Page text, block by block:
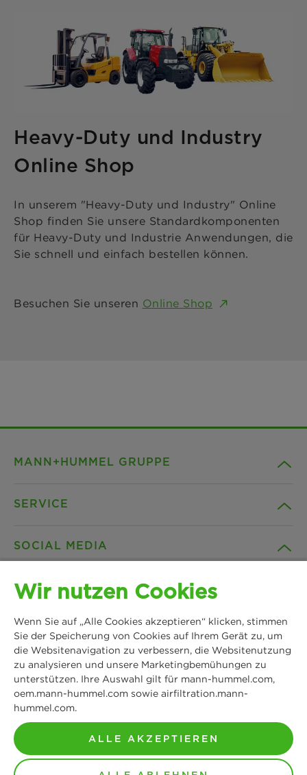
Heavy-Duty und Industry
Online Shop
In unserem "Heavy-Duty und Industry" Online
Shop finden Sie unsere Standardkomponenten
für Heavy-Duty und Industrie Anwendungen, die
Sie schnell und einfach bestellen können.
Besuchen Sie unseren Online Shop
MANN+HUMMEL GRUPPE
Insights
News & Presse
Standorte
SERVICE
Kontakt
Downloads
B2B Webshop
Datenschutz
Impressum
Rechtlicher Hinweis
SOCIAL MEDIA
Facebook
Instagram
LinkedIn
MANN+HUMMEL
Schwieberdinger Straße 126
71636 Ludwigsburg
Tel: +49 7141 98-0
Fax: +49 7141 98-2545
Kontakt aufnehmen
Wir nutzen Cookies
Wenn Sie auf „Alle Cookies akzeptieren“ klicken, stimmen
Sie der Speicherung von Cookies auf Ihrem Gerät zu, um
die Websitenavigation zu verbessern, die Websitenutzung
zu analysieren und unsere Marketingbemühungen zu
unterstützen. Ihre Auswahl gilt für mann-hummel.com,
oem.mann-hummel.com sowie airfiltration.mann-
hummel.com.
ALLE AKZEPTIEREN